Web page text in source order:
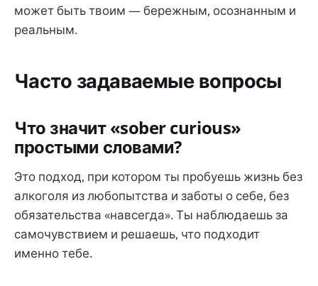
может быть твоим — бережным, осознанным и
реальным.
Часто задаваемые вопросы
Что значит «sober curious»
простыми словами?
Это подход, при котором ты пробуешь жизнь без
алкоголя из любопытства и заботы о себе, без
обязательства «навсегда». Ты наблюдаешь за
самочувствием и решаешь, что подходит
именно тебе.